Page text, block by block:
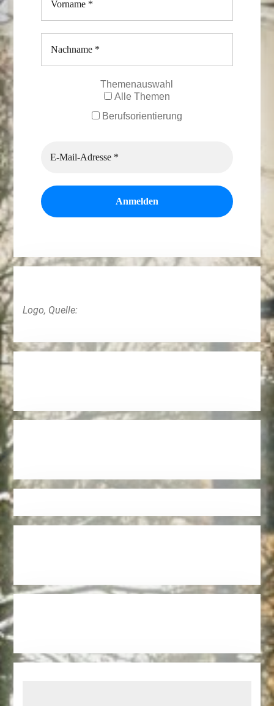
Themenauswahl
Alle Themen
Berufsorientierung
Logo, Quelle: